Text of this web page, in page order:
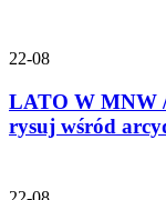
22-08
LATO W MNW
rysuj wśród